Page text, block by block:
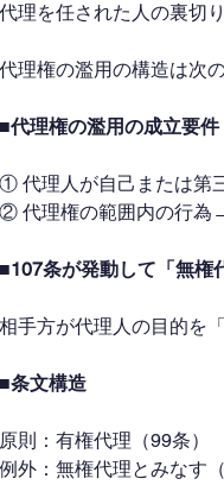
代理を任された人の裏切
代理権の濫用の構造は次の
■代理権の濫用の成立要件
① 代理人が自己または第
② 代理権の範囲内の行為
■107条が発動して「無権
相手方が代理人の目的を
■条文構造
原則：有権代理（99条）
例外：無権代理とみなす（